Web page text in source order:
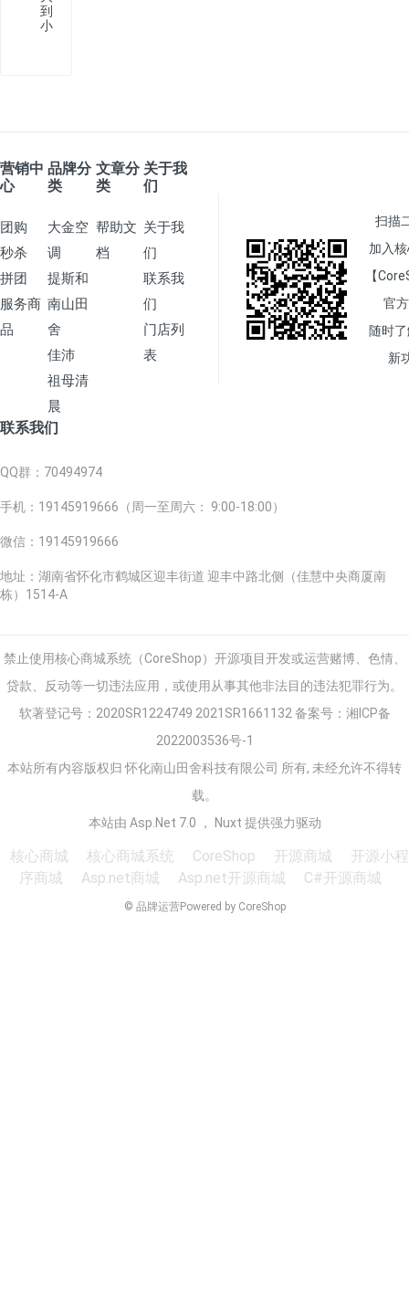
到
小
营销中
心
团购
秒杀
拼团
服务商
品
品牌分
类
大金空
调
提斯和
南山田
舍
佳沛
祖母清
晨
文章分
类
帮助文
档
关于我
们
关于我
们
联系我
们
门店列
表
扫描
加入
【
官
随时
新
联系我们
QQ群 ：70494974
手机 ：19145919666（周一至周六： 9:00-18:00）
微信 ：19145919666
地址 ：湖南省怀化市鹤城区迎丰街道 迎丰中路北侧（佳慧中央商厦南
栋）1514-A
禁止使用核心商城系统（CoreShop）开源项目开发或运营赌博、色情、
贷款、反动等一切违法应用，或使用从事其他非法目的违法犯罪行为。
软著登记号：2020SR1224749 2021SR1661132 备案号： 湘ICP备
2022003536号-1
本站所有内容版权归 怀化南山田舍科技有限公司 所有, 未经允许不得转
载。
本站由 Asp.Net 7.0 ， Nuxt 提供强力驱动
核心商城 核心商城系统 CoreShop 开源商城
开源小程
序商城
Asp.net商城 Asp.net开源商城 C#开源商城
© 品牌运营Powered by CoreShop